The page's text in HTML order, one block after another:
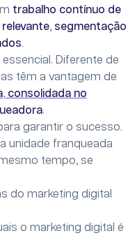
trabalho contínuo de
, segmentação
.
Diferente de
têm a vantagem de
, consolidada no
.
garantir o sucesso.
unidade franqueada
tempo, se
do marketing digital
o marketing digital é